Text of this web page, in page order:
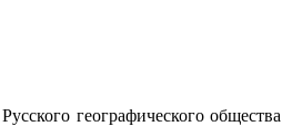
географического